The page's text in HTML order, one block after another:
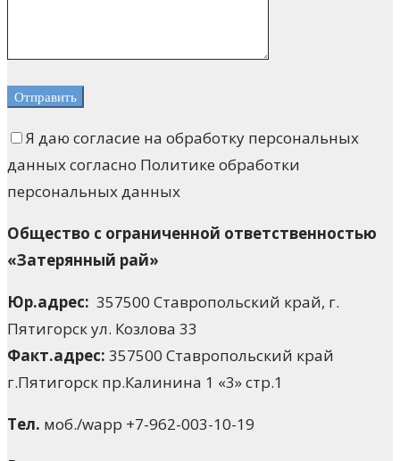
Я даю согласие на обработку персональных
данных согласно Политике обработки
персональных данных
Общество с ограниченной ответственностью
«Затерянный рай»
Юр.адрес: 357500 Ставропольский край, г.
Пятигорск ул. Козлова 33
Факт.адрес: 357500 Ставропольский край
г.Пятигорск пр.Калинина 1 «3» стр.1
Тел. моб./wapp +7-962-003-10-19